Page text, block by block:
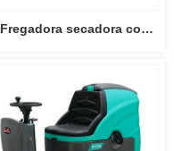
Fregadora secadora con
HY55B